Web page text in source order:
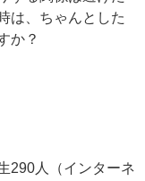
は、ちゃんとした
か？
290人（インターネ